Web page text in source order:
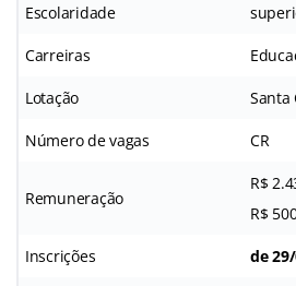
Escolaridade
Carreiras
Lotação Santa
Número de vagas CR
Remuneração
R$
R$
Inscrições de